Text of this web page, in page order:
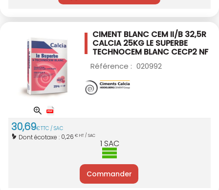
CIMENT BLANC CEM II/B 32,5R
CALCIA 25KG LE SUPERBE
TECHNOCEM BLANC CECP2 NF
Référence : 020992
30,69€TTC / SAC
Dont écotaxe : 0,26 € HT / SAC
1 SAC
Commander